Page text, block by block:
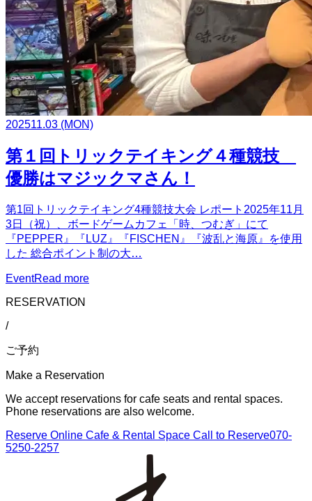
202511.03 (MON)
第１回トリックテイキング４種競技
優勝はマジックマさん！
第1回トリックテイキング4種競技大会 レポート2025年11月
3日（祝）、ボードゲームカフェ「時、つむぎ」にて
『PEPPER』『LUZ』『FISCHEN』『波乱と海原』を使用
した 総合ポイント制の大…
EventRead more
RESERVATION
/
ご予約
Make a Reservation
We accept reservations for cafe seats and rental spaces.
Phone reservations are also welcome.
Reserve Online Cafe & Rental Space Call to Reserve070-
5250-2257